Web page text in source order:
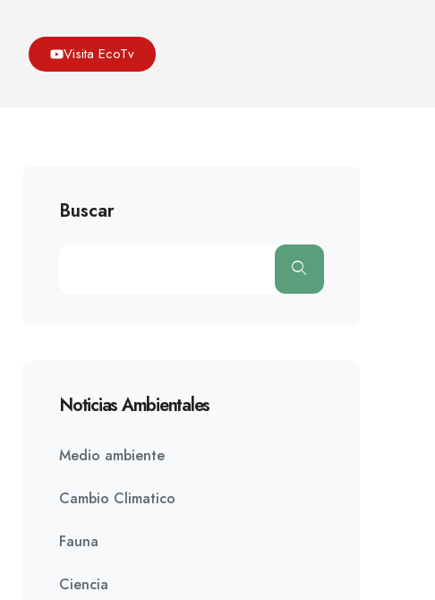
Visita EcoTv
Buscar
Noticias Ambientales
Medio ambiente
Cambio Climatico
Fauna
Ciencia